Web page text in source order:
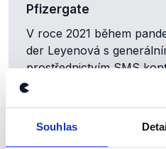
Souhlas
Pfizergate
V roce 2021 během
der Leyenová s
prostřednictvím SMS
covidu-19 v hodnotě
odmítlas tím, že dané